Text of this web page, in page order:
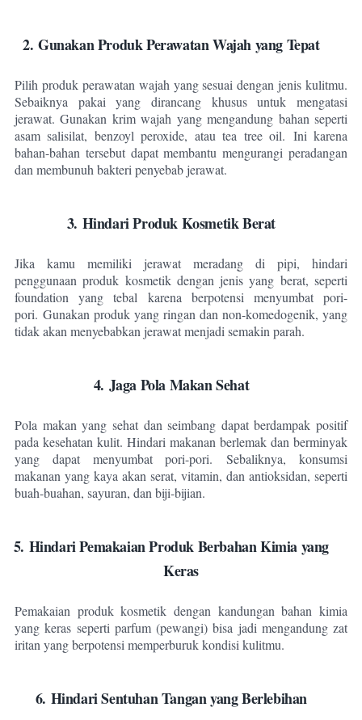
2. Gunakan Produk Perawatan Wajah yang Tepat
Pilih produk perawatan wajah yang sesuai dengan jenis kulitmu.
Sebaiknya pakai yang dirancang khusus untuk mengatasi
jerawat. Gunakan krim wajah yang mengandung bahan seperti
asam salisilat, benzoyl peroxide, atau tea tree oil. Ini karena
bahan-bahan tersebut dapat membantu mengurangi peradangan
dan membunuh bakteri penyebab jerawat.
3. Hindari Produk Kosmetik Berat
Jika kamu memiliki jerawat meradang di pipi, hindari
penggunaan produk kosmetik dengan jenis yang berat, seperti
foundation yang tebal karena berpotensi menyumbat pori-
pori. Gunakan produk yang ringan dan non-komedogenik, yang
tidak akan menyebabkan jerawat menjadi semakin parah.
4. Jaga Pola Makan Sehat
Pola makan yang sehat dan seimbang dapat berdampak positif
pada kesehatan kulit. Hindari makanan berlemak dan berminyak
yang dapat menyumbat pori-pori.Sebaliknya, konsumsi
makanan yang kaya akan serat, vitamin, dan antioksidan, seperti
buah-buahan, sayuran, dan biji-bijian.
5. Hindari Pemakaian Produk Berbahan Kimia yang
Keras
Pemakaian produk kosmetik dengan kandungan bahan kimia
yang keras seperti parfum (pewangi) bisa jadi mengandung zat
iritan yang berpotensi memperburuk kondisi kulitmu.
6. Hindari Sentuhan Tangan yang Berlebihan